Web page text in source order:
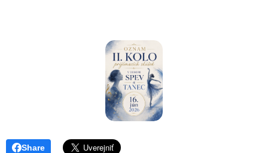
Share